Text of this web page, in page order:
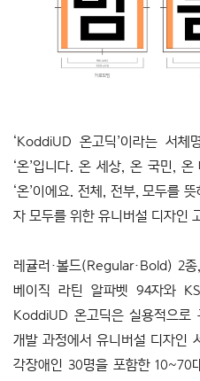
‘KoddiUD 온고딕’이라는 서
‘온’입니다. 온 세상, 온 국민,
‘온’이에요. 전체, 전부, 모두를
자 모두를 위한 유니버설 디자인
레귤러·볼드(Regular·Bold) 2
베이직 라틴 알파벳 94자와
KoddiUD 온고딕은 실용적으로
개발 과정에서 유니버설 디자인
각장애인 30명을 포함한 10~70